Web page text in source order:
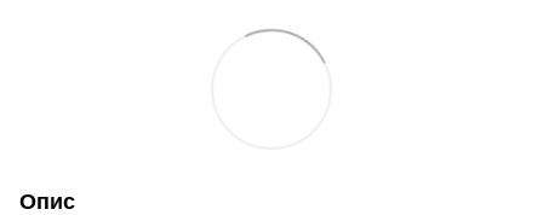
Опис